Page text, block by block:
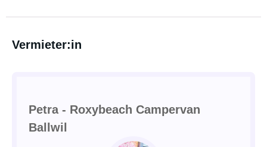
Vermieter:in
Petra - Roxybeach Campervan
Ballwil